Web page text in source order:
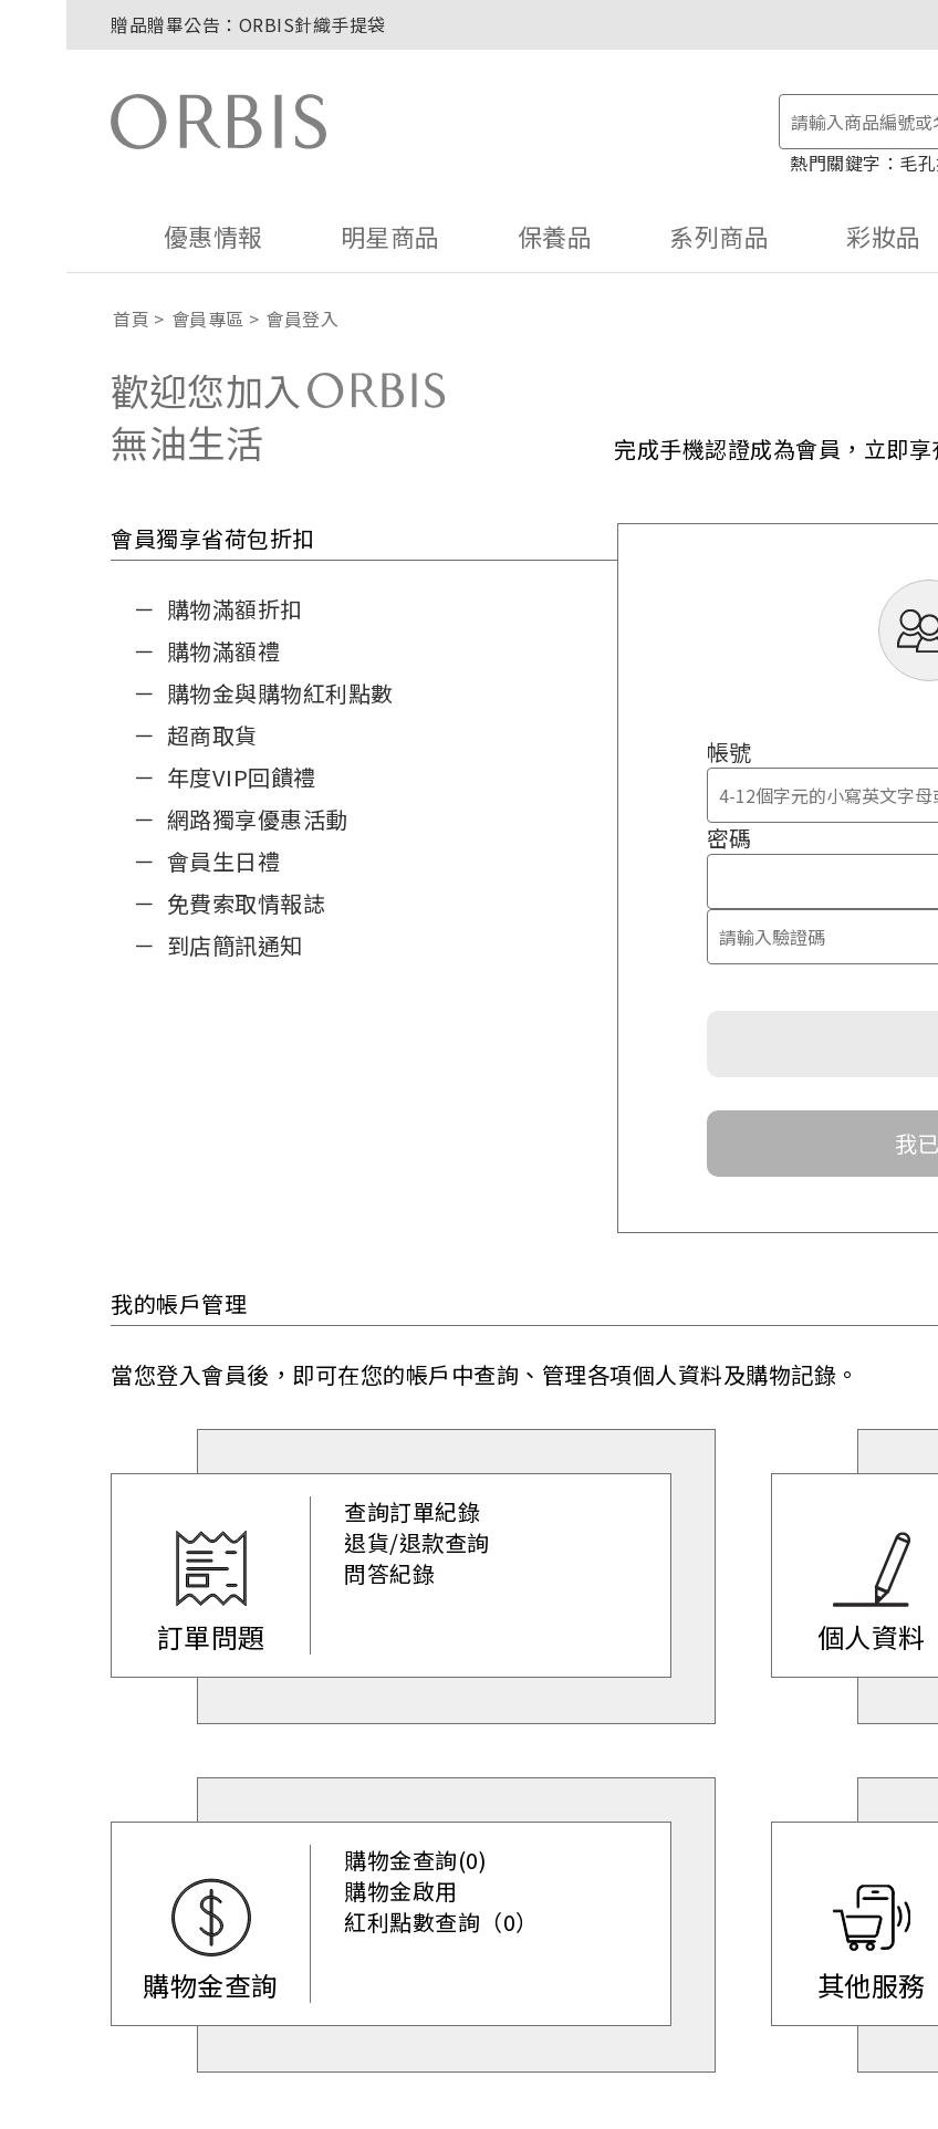
贈品贈畢公告：ORBIS針織手提袋
玉山卡友獨享優惠！2026年刷卡滿額送百元購物金！
8/1~8/8．紅利點數8倍送！
贈品贈畢公告：ORBIS大理石紋午茶杯
毛
優惠情報 明星商品 保養品 系列商品 彩妝品
首頁 會員專區 會員登入
歡迎您加入
無油生活
完成手機認證成為會員，立即
會員獨享省荷包折扣
購物滿額折扣
購物滿額禮
購物金與購物紅利點數
超商取貨
年度VIP回饋禮
網路獨享優惠活動
會員生日禮
免費索取情報誌
到店簡訊通知
帳號
密碼
我
我的帳戶管理
當您登入會員後，即可在您的帳戶中查詢、管理各項個人資料及購物記錄。
訂單問題
查詢訂單紀錄
退貨/退款查詢
問答紀錄
個人資料
購物金查詢
購物金查詢(0)
購物金啟用
紅利點數查詢（0）
其他服務